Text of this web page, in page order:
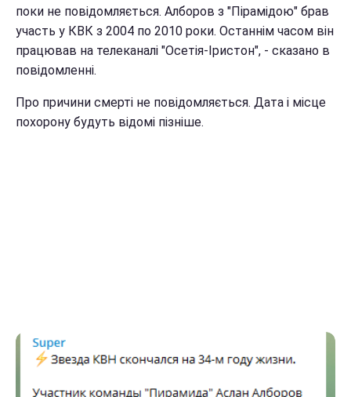
поки не повідомляється. Алборов з "Пірамідою" брав
участь у КВК з 2004 по 2010 роки. Останнім часом він
працював на телеканалі "Осетія-Іристон", - сказано в
повідомленні.
Про причини смерті не повідомляється. Дата і місце
похорону будуть відомі пізніше.